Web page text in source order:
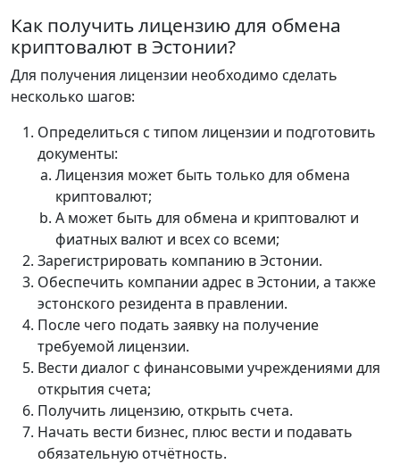
Как получить лицензию для обмена
криптовалют в Эстонии?
Для получения лицензии необходимо сделать
несколько шагов:
Определиться с типом лицензии и подготовить
документы:
Лицензия может быть только для обмена
криптовалют;
А может быть для обмена и криптовалют и
фиатных валют и всех со всеми;
Зарегистрировать компанию в Эстонии.
Обеспечить компании адрес в Эстонии, а также
эстонского резидента в правлении.
После чего подать заявку на получение
требуемой лицензии.
Вести диалог с финансовыми учреждениями для
открытия счета;
Получить лицензию, открыть счета.
Начать вести бизнес, плюс вести и подавать
обязательную отчётность.